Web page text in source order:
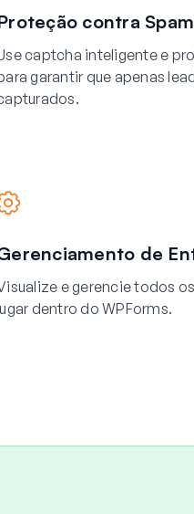
contra Spam
captcha inteligente e
garantir que apenas
de
e gerencie todos
dentro do WPForms.